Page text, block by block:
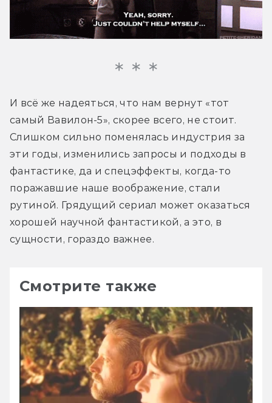
И всё же надеяться, что нам вернут «тот
самый Вавилон-5», скорее всего, не стоит.
Слишком сильно поменялась индустрия за
эти годы, изменились запросы и подходы в
фантастике, да и спецэффекты, когда-то
поражавшие наше воображение, стали
рутиной. Грядущий сериал может оказаться
хорошей научной фантастикой, а это, в
сущности, гораздо важнее.
Смотрите также